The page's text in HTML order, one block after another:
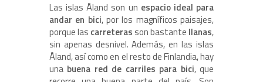
Las islas Åland son un espacio ideal para
andar en bici, por los magníficos paisajes,
porque las carreteras son bastante llanas,
sin apenas desnivel. Además, en las islas
Åland, así como en el resto de Finlandia, hay
una buena red de carriles para bici, que